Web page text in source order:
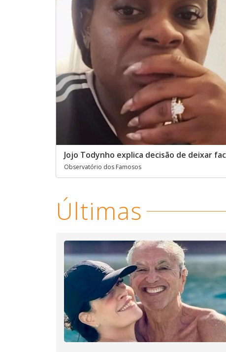
Jojo Todynho explica decisão de deixar
Observatório dos Famosos
Últimas